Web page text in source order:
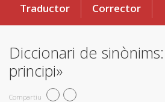
Traductor Corrector
Diccionari de
principi»
Compartiu